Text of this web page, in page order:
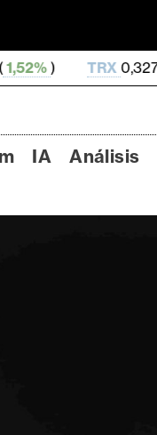
0,327 157 ( 0,15%)
IA Análisis